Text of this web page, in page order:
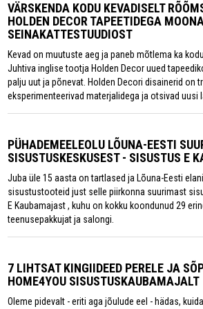
VÄRSKENDA KODU KEVADISELT
HOLDEN DECOR TAPEETIDEGA
SEINAKATTESTUUDIOST
Kevad on muutuste aeg ja paneb mõtlema ka
Juhtiva inglise tootja Holden Decor uued
palju uut ja põnevat. Holden Decori disainerid on
eksperimenteerivad materjalidega ja otsivad uusi
PÜHADEMEELEOLU LÕUNA-EESTI
SISUSTUSKESKUSEST - SISUSTUS E
Juba üle 15 aasta on tartlased ja Lõuna-Eesti
sisustustooteid just selle piirkonna suurimast
E Kaubamajast , kuhu on kokku koondunud 29
teenusepakkujat ja salongi.
7 LIHTSAT KINGIIDEED PERELE JA
HOME4YOU SISUSTUSKAUBAMAJALT
Oleme pidevalt - eriti aga jõulude eel - hädas,